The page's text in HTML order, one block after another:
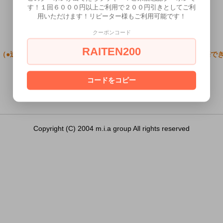
●送料無料●フィンガースキンDX G-2）は18歳未満の方には販売でき
あなたは18歳以上ですか？
[ はい ] [ いいえ ]
Copyright (C) 2004 m.i.a group All rights reserved
す！１回６０００円以上ご利用で２００円引きとしてご利
用いただけます！リピーター様もご利用可能です！
クーポンコード
RAITEN200
コードをコピー